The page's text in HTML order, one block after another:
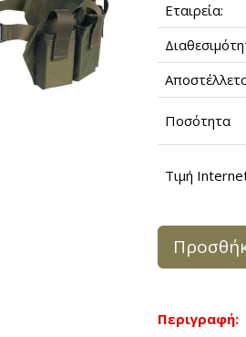
Εταιρεία:
Ποσότητα
Τιμή
Περιγραφή: